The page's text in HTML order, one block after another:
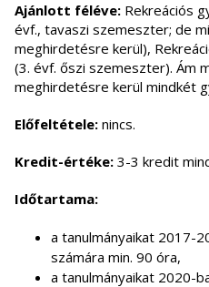
Ajánlott féléve: Rekreációs
évf., tavaszi szemeszter; de
meghirdetésre kerül),
(3. évf. őszi szemeszter). Ám
meghirdetésre kerül mindkét
Előfeltétele: nincs.
Kredit-értéke: 3-3 kredit
Időtartama:
a tanulmányaikat 2017-
számára min. 90 óra,
a tanulmányaikat 2020-